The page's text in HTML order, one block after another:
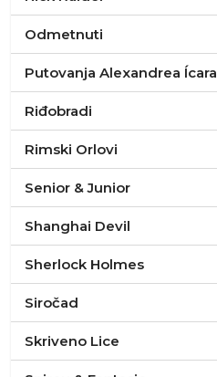
Odmetnuti
Putovanja Alexandrea Ícara
Riđobradi
Rimski Orlovi
Senior & Junior
Shanghai Devil
Sherlock Holmes
Siročad
Skriveno Lice